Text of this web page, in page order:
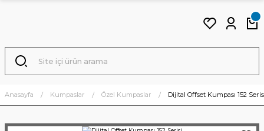
Anasayfa Kumpaslar Özel Kumpaslar Dijital Offset Kumpası 152